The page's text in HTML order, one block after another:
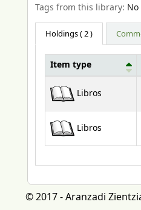
Tags from this library:
Holdings( 2 )
Item type
Libros
Libros
© 2017 - Aranzadi